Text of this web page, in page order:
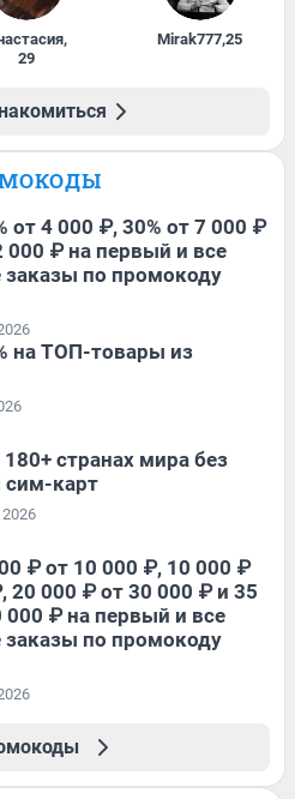
,
29
Mirak777,25
от 4 000 ₽, 30% от 7 000 ₽
000 ₽ на первый и все
по промокоду
на ТОП-товары из
странах мира без
сим-карт
₽ от 10 000 ₽, 10 000 ₽
20 000 ₽ от 30 000 ₽ и 35
000 ₽ на первый и все
по промокоду